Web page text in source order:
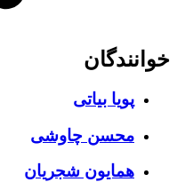
خوانندگان
پویا بیاتی
محسن چاوشی
همایون شجریان